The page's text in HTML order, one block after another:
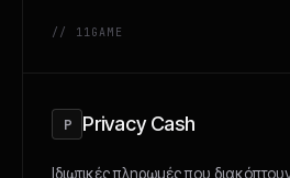
// 11GAME
P Privacy Cash
Ιδιωτικές πληρωμές που